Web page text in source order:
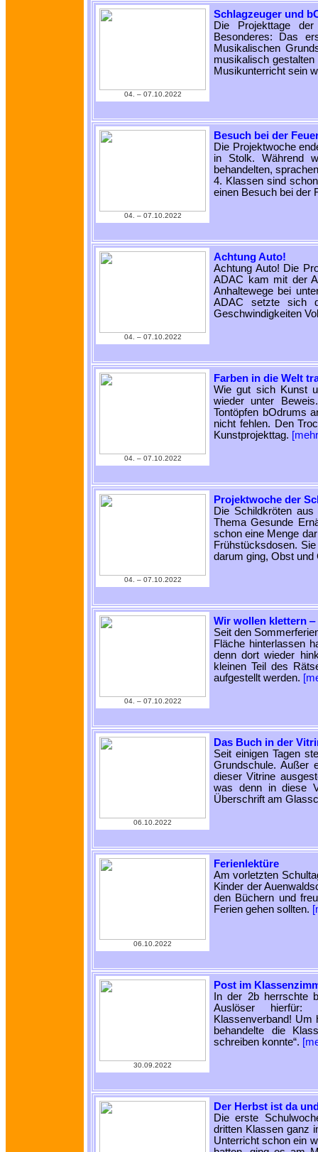
04. ‒ 07.10.2022
Schlagzeuger und
Die Projekttage
Besonderes: Das
Musikalischen
musikalisch
Musikunterricht sein
04. ‒ 07.10.2022
Besuch bei der
Die Projektwoche
in Stolk. Während
behandelten,
4. Klassen sind
einen Besuch bei der
04. ‒ 07.10.2022
Achtung Auto!
Achtung Auto! Die
ADAC kam mit der
Anhaltewege bei
ADAC setzte sich
Geschwindigkeiten
04. ‒ 07.10.2022
Farben in die Welt
Wie gut sich Kunst
wieder unter
Tontöpfen bOdrums
nicht fehlen. Den
Kunstprojekttag.
04. ‒ 07.10.2022
Projektwoche der
Die Schildkröten
Thema Gesunde
schon eine Menge
Frühstücksdosen.
darum ging, Obst
04. ‒ 07.10.2022
Wir wollen klettern
Seit den
Fläche hinterlassen
denn dort wieder
kleinen Teil des
aufgestellt werden.
06.10.2022
Das Buch in der
Seit einigen Tagen
Grundschule. Außer
dieser Vitrine
was denn in diese
Überschrift am
06.10.2022
Ferienlektüre
Am vorletzten
Kinder der
den Büchern und
Ferien gehen sollten.
30.09.2022
Post im
In der 2b herrschte
Auslöser hierfür:
Klassenverband! Um
behandelte die
schreiben konnte“.
Der Herbst ist da
Die erste
dritten Klassen ganz
Unterricht schon ein